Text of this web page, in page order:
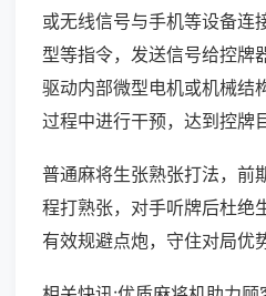
或无线信号与手机等设备连
型等指令，发送信号给控牌
驱动内部微型电机或机械结
过程中进行干预，达到控牌
普通麻将生张熟张打法，前
程打熟张，对手听牌后杜绝
有效规避点炮，守住对局优